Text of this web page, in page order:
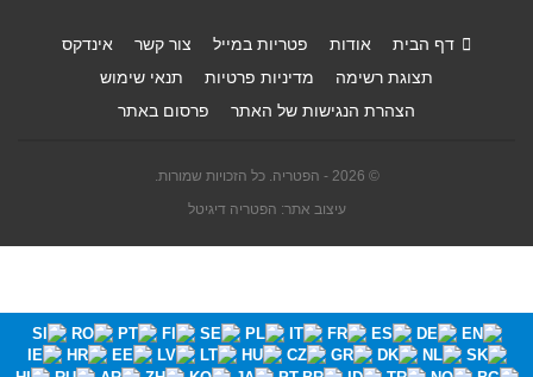
דף הבית אודות פטריות במייל צור קשר
אינדקס
תצוגת רשימה
מדיניות פרטיות
תנאי שימוש
הצהרת הנגישות של האתר
פרסום באתר
© 2026 - הפטריה. כל הזכויות שמורות.
עיצוב אתר: הפטריה דיגיטל